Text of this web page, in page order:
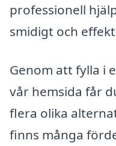
professionell
smidigt och
Genom att fylla i
vår hemsida får
flera olika
finns många